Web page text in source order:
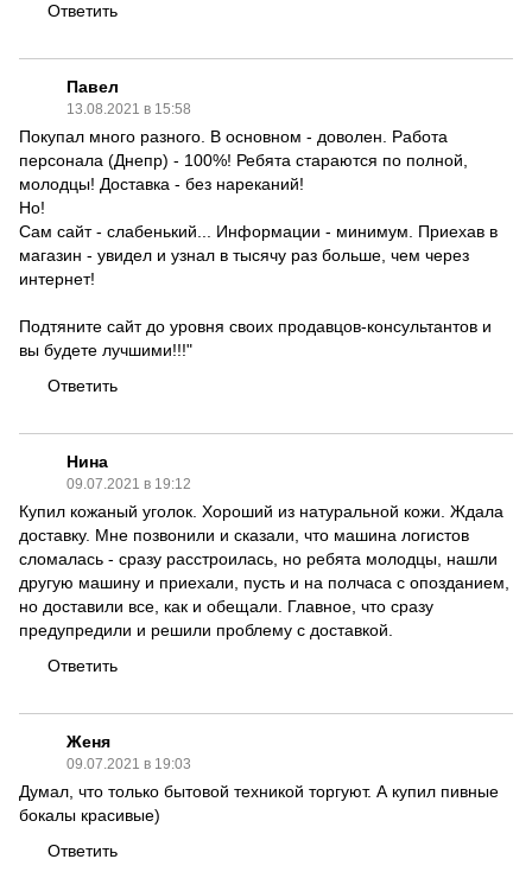
Ответить
Павел
13.08.2021 в 15:58
Покупал много разного. В основном - доволен. Работа
персонала (Днепр) - 100%! Ребята стараются по полной,
молодцы! Доставка - без нареканий!
Но!
Сам сайт - слабенький... Информации - минимум. Приехав в
магазин - увидел и узнал в тысячу раз больше, чем через
интернет!
Подтяните сайт до уровня своих продавцов-консультантов и
вы будете лучшими!!!"
Ответить
Нина
09.07.2021 в 19:12
Купил кожаный уголок. Хороший из натуральной кожи. Ждала
доставку. Мне позвонили и сказали, что машина логистов
сломалась - сразу расстроилась, но ребята молодцы, нашли
другую машину и приехали, пусть и на полчаса с опозданием,
но доставили все, как и обещали. Главное, что сразу
предупредили и решили проблему с доставкой.
Ответить
Женя
09.07.2021 в 19:03
Думал, что только бытовой техникой торгуют. А купил пивные
бокалы красивые)
Ответить